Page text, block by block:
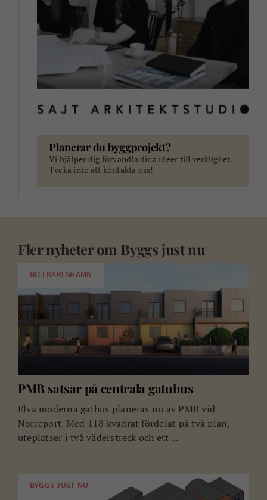
Planerar du byggprojekt?
Vi hjälper dig förvandla dina idéer till verklighet.
Tveka inte att kontakta oss!
Fler nyheter om Byggs just nu
BO I KARLSHAMN
PMB satsar på centrala gatuhus
Elva moderna gathus planeras nu av PMB vid
Norreport. Med 118 kvadrat fördelat på två plan,
uteplatser i två väderstreck och ett ...
BYGGS JUST NU